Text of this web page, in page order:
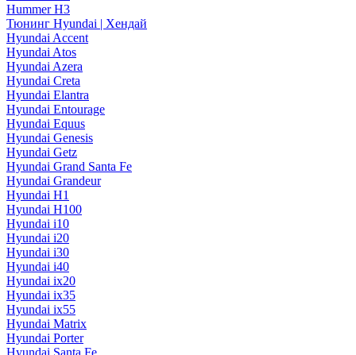
Hummer H3
Тюнинг Hyundai | Хендай
Hyundai Accent
Hyundai Atos
Hyundai Azera
Hyundai Creta
Hyundai Elantra
Hyundai Entourage
Hyundai Equus
Hyundai Genesis
Hyundai Getz
Hyundai Grand Santa Fe
Hyundai Grandeur
Hyundai H1
Hyundai H100
Hyundai i10
Hyundai i20
Hyundai i30
Hyundai i40
Hyundai ix20
Hyundai ix35
Hyundai ix55
Hyundai Matrix
Hyundai Porter
Hyundai Santa Fe